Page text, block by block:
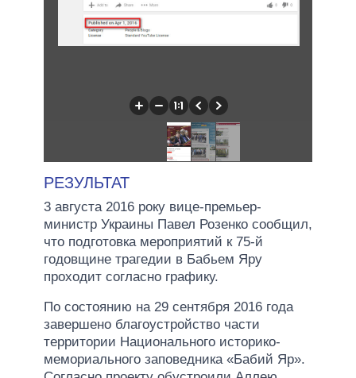
РЕЗУЛЬТАТ
3 августа 2016 року вице-премьер-
министр Украины Павел Розенко сообщил,
что подготовка мероприятий к 75-й
годовщине трагедии в Бабьем Яру
проходит согласно графику.
По состоянию на 29 сентября 2016 года
завершено благоустройство части
территории Национального историко-
мемориального заповедника «Бабий Яр».